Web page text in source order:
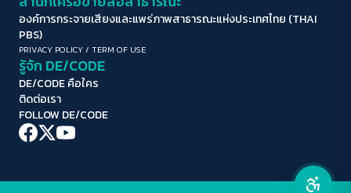
องค์การกระจายเสียงและแพร่ภาพสาธารณะแห่งประเทศไทย (THAI
PBS)
PRIVACY POLICY/ TERM OF USE
รู้จัก DE/CODE
DE/CODE คือใคร
ติดต่อเรา
FOLLOW DE/CODE
เน้นลิงก์
เน้นกรอบ Focus